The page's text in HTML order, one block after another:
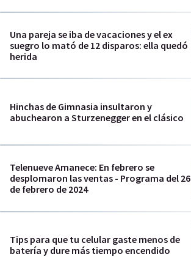
Una pareja se iba de vacaciones y el ex
suegro lo mató de 12 disparos: ella quedó
herida
Hinchas de Gimnasia insultaron y
abuchearon a Sturzenegger en el clásico
Telenueve Amanece: En febrero se
desplomaron las ventas - Programa del 26
de febrero de 2024
Tips para que tu celular gaste menos de
batería y dure más tiempo encendido